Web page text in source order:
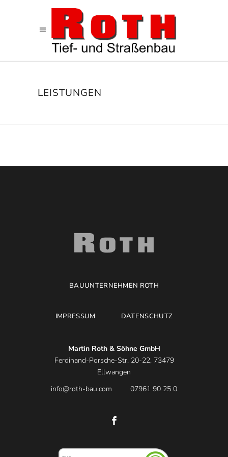
LEISTUNGEN
BAUUNTERNEHMEN ROTH
IMPRESSUM DATENSCHUTZ
Martin Roth & Söhne GmbH
Ferdinand-Porsche-Str. 20-22, 73479
Ellwangen
info@roth-bau.com
07961 90 25 0